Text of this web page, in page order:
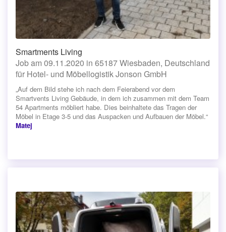
Smartments Living
Job am 09.11.2020 in 65187 Wiesbaden, Deutschland
für Hotel- und Möbellogistik Jonson GmbH
„Auf dem Bild stehe ich nach dem Feierabend vor dem
Smartvents Living Gebäude, in dem ich zusammen mit dem Team
54 Apartments möbliert habe. Dies beinhaltete das Tragen der
Möbel in Etage 3-5 und das Auspacken und Aufbauen der Möbel.“
Matej